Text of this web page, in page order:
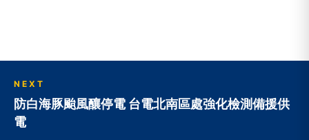
NEXT
防白海豚颱風釀停電 台電北南區處強化檢測備援供
電